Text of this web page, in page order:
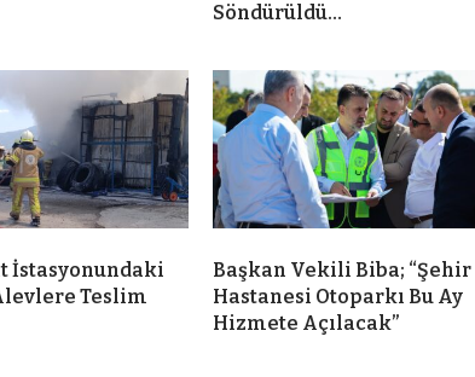
Söndürüldü…
İstasyonundaki
Teslim
Başkan Vekili Biba; “Şehir
Hastanesi Otoparkı Bu Ay
Hizmete Açılacak”